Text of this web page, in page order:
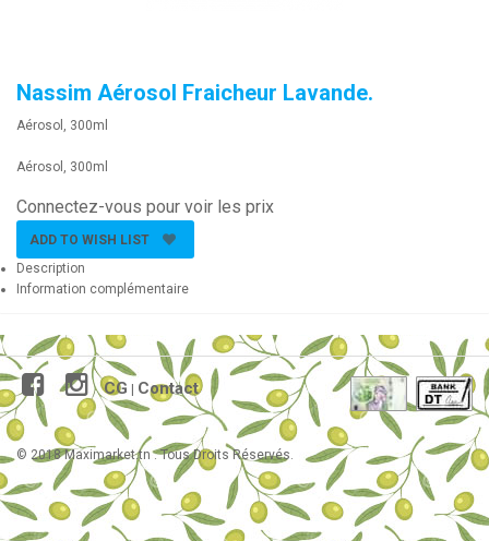
Nassim Aérosol Fraicheur Lavande.
Aérosol, 300ml
Aérosol, 300ml
Connectez-vous pour voir les prix
ADD TO WISH LIST
Description
Information complémentaire
CG Contact
© 2018 Maximarket.tn . Tous Droits Réservés.